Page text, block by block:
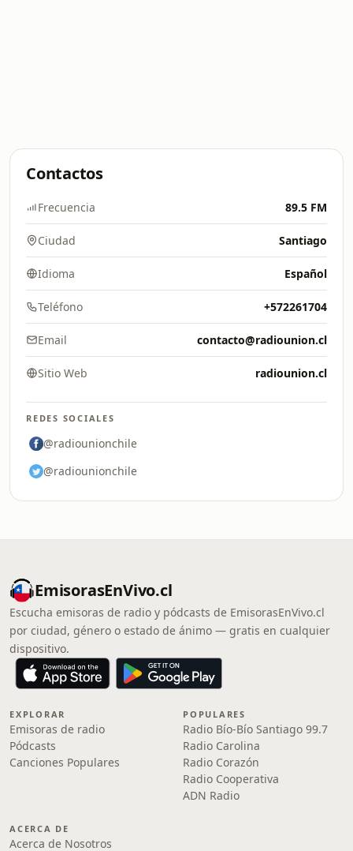
Contactos
Frecuencia 89.5 FM
Ciudad Santiago
Idioma Español
Teléfono +572261704
Email contacto@radiounion.cl
Sitio Web radiounion.cl
REDES SOCIALES
@radiounionchile
@radiounionchile
EmisorasEnVivo.cl
Escucha emisoras de radio y pódcasts de EmisorasEnVivo.cl
por ciudad, género o estado de ánimo — gratis en cualquier
dispositivo.
EXPLORAR
Emisoras de radio
Pódcasts
Canciones Populares
POPULARES
Radio Bío-Bío Santiago 99.7
Radio Carolina
Radio Corazón
Radio Cooperativa
ADN Radio
ACERCA DE
Acerca de Nosotros